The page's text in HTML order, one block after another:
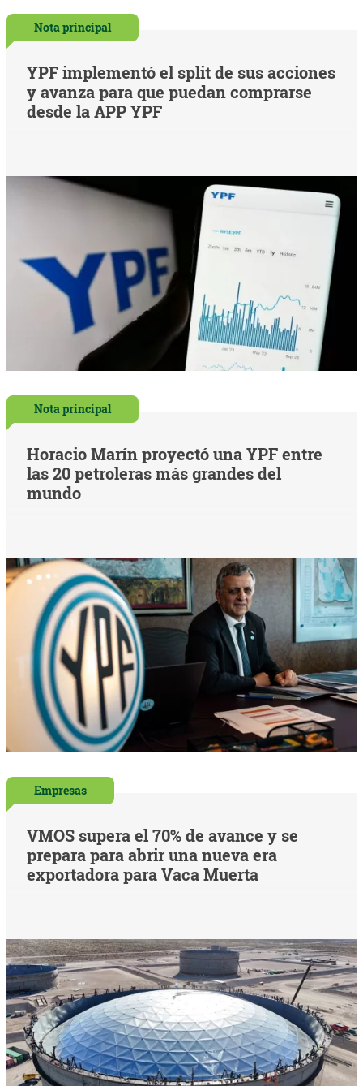
Nota principal
YPF implementó el split de sus acciones
y avanza para que puedan comprarse
desde la APP YPF
Nota principal
Horacio Marín proyectó una YPF entre
las 20 petroleras más grandes del
mundo
Empresas
VMOS supera el 70% de avance y se
prepara para abrir una nueva era
exportadora para Vaca Muerta